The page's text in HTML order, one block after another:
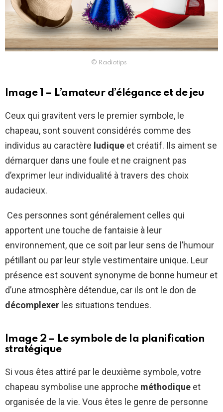
© Radiotips
Image 1 – L’amateur d’élégance et de jeu
Ceux qui gravitent vers le premier symbole, le
chapeau, sont souvent considérés comme des
individus au caractère ludique et créatif. Ils aiment se
démarquer dans une foule et ne craignent pas
d’exprimer leur individualité à travers des choix
audacieux.
Ces personnes sont généralement celles qui
apportent une touche de fantaisie à leur
environnement, que ce soit par leur sens de l’humour
pétillant ou par leur style vestimentaire unique. Leur
présence est souvent synonyme de bonne humeur et
d’une atmosphère détendue, car ils ont le don de
décomplexer les situations tendues.
Image 2 – Le symbole de la planification
stratégique
Si vous êtes attiré par le deuxième symbole, votre
chapeau symbolise une approche méthodique et
organisée de la vie. Vous êtes le genre de personne